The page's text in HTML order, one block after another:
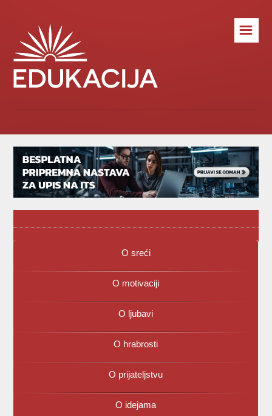
☰
O sreći
O motivaciji
O ljubavi
O hrabrosti
O prijateljstvu
O idejama